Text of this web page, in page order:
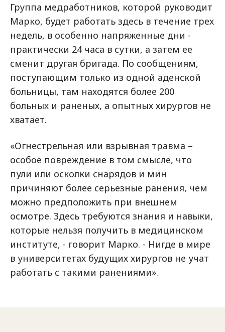
Группа медработников, которой руководит
Марко, будет работать здесь в течение трех
недель, в особенно напряженные дни -
практически 24 часа в сутки, а затем ее
сменит другая бригада. По сообщениям,
поступающим только из одной аденской
больницы, там находятся более 200
больных и раненых, а опытных хирургов не
хватает.
«Огнестрельная или взрывная травма –
особое повреждение в том смысле, что
пули или осколки снарядов и мин
причиняют более серьезные ранения, чем
можно предположить при внешнем
осмотре. Здесь требуются знания и навыки,
которые нельзя получить в медицинском
институте, - говорит Марко. - Нигде в мире
в университетах будущих хирургов не учат
работать с такими ранениями».